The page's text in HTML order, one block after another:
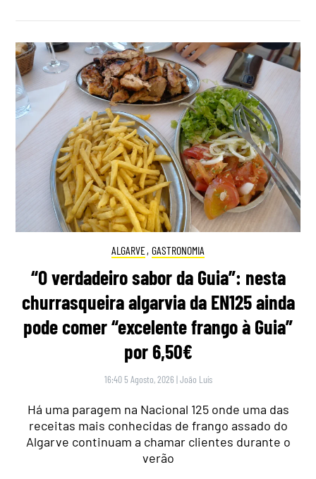
ALGARVE, GASTRONOMIA
“O verdadeiro sabor da Guia”: nesta
churrasqueira algarvia da EN125 ainda
pode comer “excelente frango à Guia”
por 6,50€
16:40 5 Agosto, 2026 |João Luís
Há uma paragem na Nacional 125 onde uma das
receitas mais conhecidas de frango assado do
Algarve continuam a chamar clientes durante o
verão